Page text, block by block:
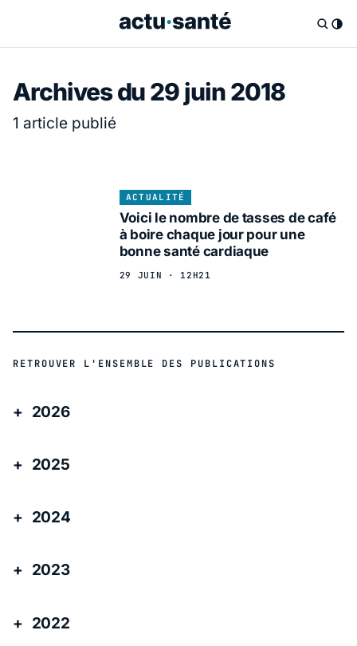
Archives du 29 juin 2018
1 article publié
ACTUALITÉ
Voici le nombre de tasses de café
à boire chaque jour pour une
bonne santé cardiaque
29 JUIN · 12H21
RETROUVER L'ENSEMBLE DES PUBLICATIONS
2026
2025
2024
2023
2022